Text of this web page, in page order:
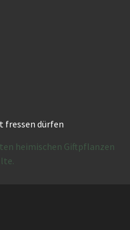
fressen dürfen
heimischen Giftpflanzen